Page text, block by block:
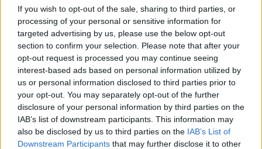
If you wish to opt-out of the sale, sharing to third parties, or
processing of your personal or sensitive information for
targeted advertising by us, please use the below opt-out
section to confirm your selection. Please note that after your
opt-out request is processed you may continue seeing
interest-based ads based on personal information utilized by
us or personal information disclosed to third parties prior to
your opt-out. You may separately opt-out of the further
disclosure of your personal information by third parties on the
IAB’s list of downstream participants. This information may
also be disclosed by us to third parties on the IAB’s List of
Downstream Participants that may further disclose it to other
conocidos y los recintos de las aldeas, conocidos
por sus coloridos exteriores y sus tejados en
forma de barco. Si lo visita por su cuenta, aún
podrá ver algunos de los lugares más famosos en
un viaje de senderismo, pero le faltará la visión
local y los consejos de la gente de dentro que
ofrecen estas excursiones.
6. Bukit Lawang